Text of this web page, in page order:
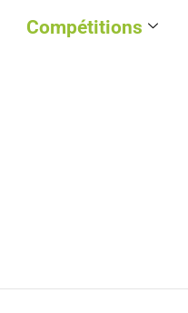
Compétitions